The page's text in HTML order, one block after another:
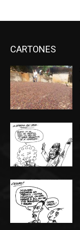
CARTONES